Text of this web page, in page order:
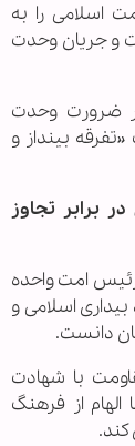
اسلامی را به
و جریان وحدت
ضرورت وحدت
بینداز و
برابر تجاوز
امت واحده
اسلامی و
دانست.
با شهادت
از فرهنگ
کند.